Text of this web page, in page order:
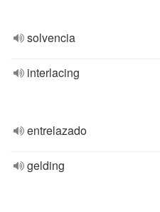
solvencia
interlacing
entrelazado
gelding